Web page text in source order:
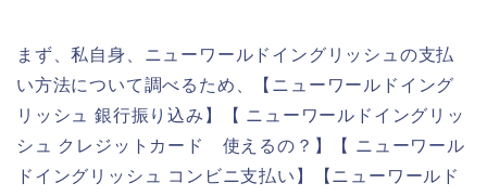
まず、私自身、ニューワールドイングリッシュの支払
い方法について調べるため、【ニューワールドイング
リッシュ 銀行振り込み】【 ニューワールドイングリッ
シュ クレジットカード 使えるの？】【 ニューワール
ドイングリッシュ コンビニ支払い】【ニューワールド